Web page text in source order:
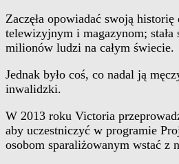
Zaczęła opowiadać swoją
telewizyjnym i magazynom; stała
milionów ludzi na całym świecie.
Jednak było coś, co nadal ją
inwalidzki.
W 2013 roku Victoria
aby uczestniczyć w programie
osobom sparaliżowanym wstać z